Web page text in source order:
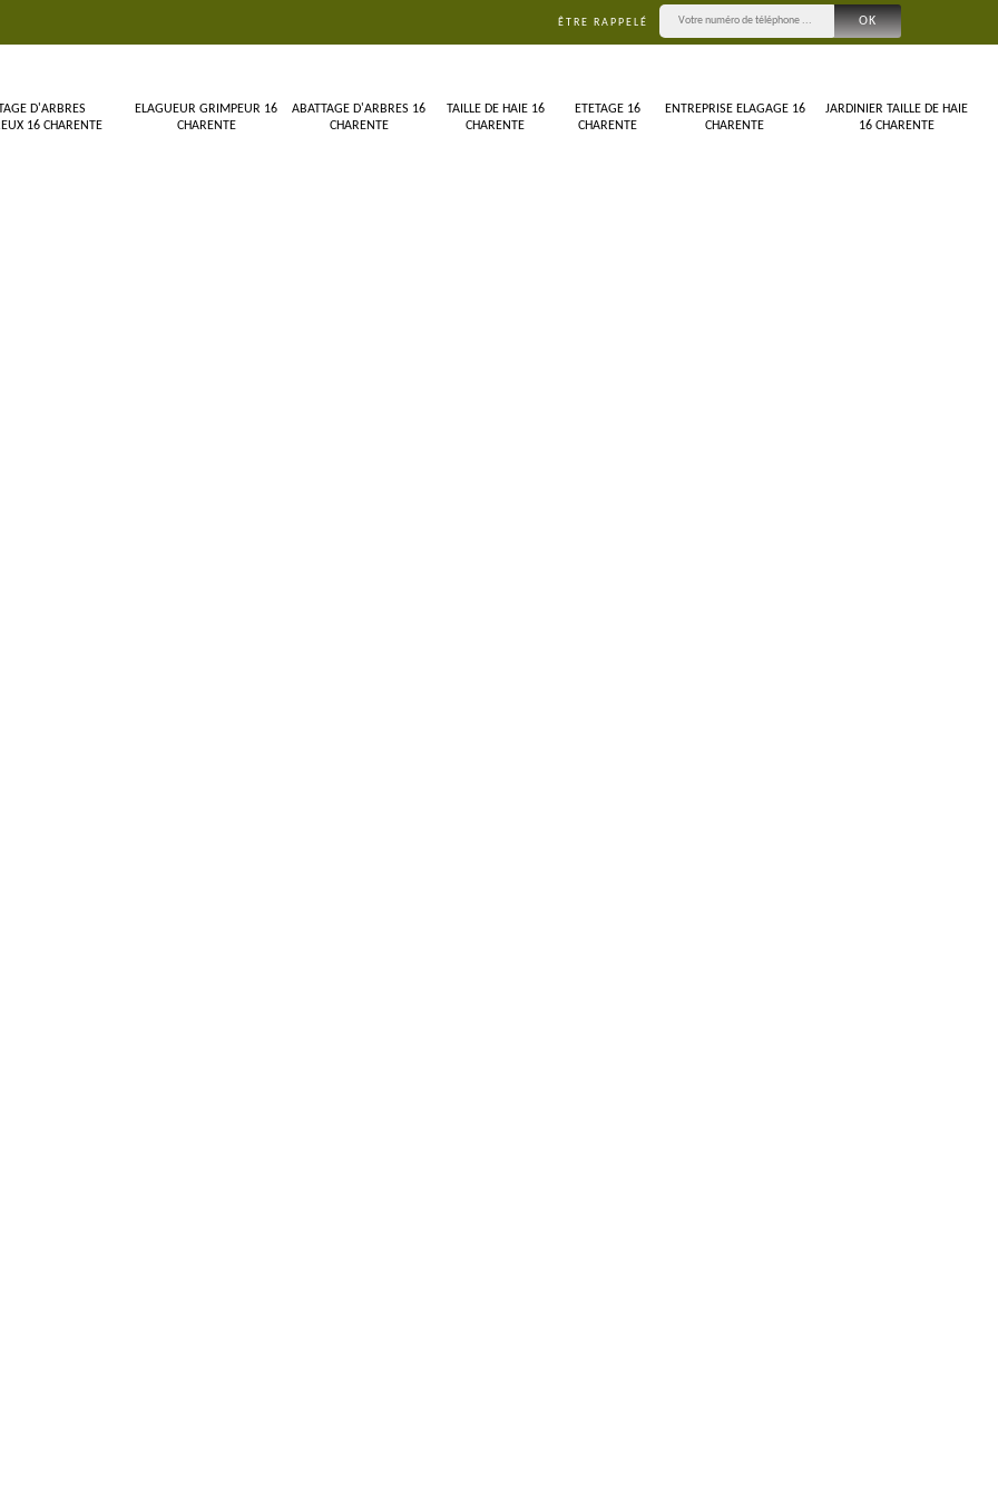
ÊTRE RAPPELÉ
D'ARBRES
16 CHARENTE
ELAGUEUR GRIMPEUR 16
CHARENTE
ABATTAGE D'ARBRES 16
CHARENTE
TAILLE DE HAIE 16
CHARENTE
ETETAGE 16
CHARENTE
ENTREPRISE ELAGAGE 16
CHARENTE
JARDINIER TAILLE DE HAIE
16 CHARENTE